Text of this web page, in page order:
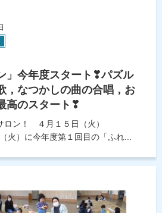
」今年度スタート❣パズル
，なつかしの曲の合唱，お
高のスタート❣
４月１５日（火）
）に今年度第１回目の「ふれ...